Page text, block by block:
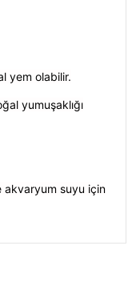
yem olabilir.
yumuşaklığı
akvaryum suyu için